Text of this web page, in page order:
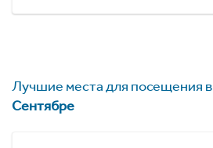
Лучшие места для посещения в
Сентябре